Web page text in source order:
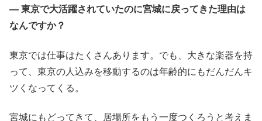
― 東京で大活躍されていたのに宮城に戻ってきた理由は
なんですか？
東京では仕事はたくさんあります。でも、大きな楽器を持
って、東京の人込みを移動するのは年齢的にもだんだんキ
ツくなってくる。
宮城にもどってきて、居場所をもう一度つくろうと考えま